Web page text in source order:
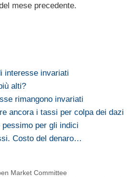
mese precedente.
interesse invariati
alti?
rimangono invariati
ancora i tassi per colpa dei dazi
per gli indici
Costo del denaro…
Market Committee